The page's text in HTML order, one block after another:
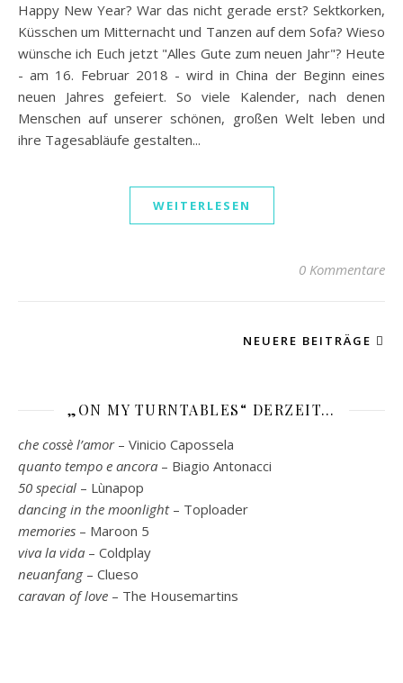
Happy New Year? War das nicht gerade erst? Sektkorken,
Küsschen um Mitternacht und Tanzen auf dem Sofa? Wieso
wünsche ich Euch jetzt "Alles Gute zum neuen Jahr"? Heute
- am 16. Februar 2018 - wird in China der Beginn eines
neuen Jahres gefeiert. So viele Kalender, nach denen
Menschen auf unserer schönen, großen Welt leben und
ihre Tagesabläufe gestalten...
WEITERLESEN
0 Kommentare
NEUERE BEITRÄGE
„ON MY TURNTABLES“ DERZEIT…
che cossè l’amor – Vinicio Capossela
quanto tempo e ancora – Biagio Antonacci
50 special – Lùnapop
dancing in the moonlight– Toploader
memories – Maroon 5
viva la vida – Coldplay
neuanfang – Clueso
caravan of love – The Housemartins